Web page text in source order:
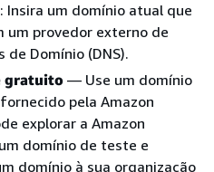
: Insira um domínio atual que
um provedor externo de
de Domínio (DNS).
gratuito — Use um domínio
pela Amazon
explorar a Amazon
domínio de teste e
domínio à sua organização